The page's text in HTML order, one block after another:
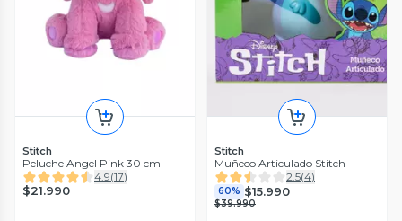
Stitch
Peluche Angel Pink 30 cm
4.9(17)
$21.990
Stitch
Muñeco Articulado Stitch
2.5(4)
60% $15.990
$39.990